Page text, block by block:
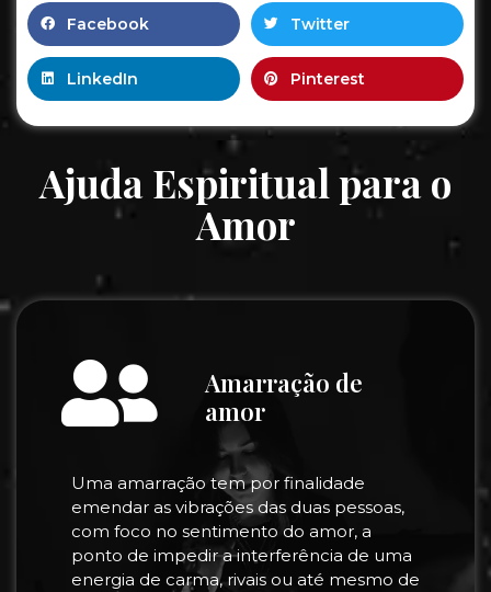
Facebook Twitter
LinkedIn Pinterest
Ajuda Espiritual para o
Amor
Amarração de
amor
Uma amarração tem por finalidade
emendar as vibrações das duas pessoas,
com foco no sentimento do amor, a
ponto de impedir a interferência de uma
energia de carma, rivais ou até mesmo de